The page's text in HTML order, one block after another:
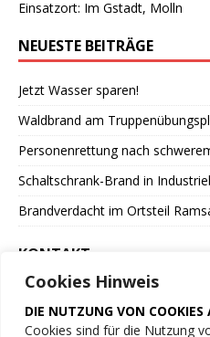
Cookies Hinweis
DIE NUTZUNG VON
Cookies sind für die Nutzung
Einsatzort: Im Gstadt, Molln
NEUESTE BEITRÄGE
Jetzt Wasser sparen!
Waldbrand am
Personenrettung nach
Schaltschrank-Brand in
Brandverdacht im Ortsteil
KONTAKT
der Marktgemeinde Molln